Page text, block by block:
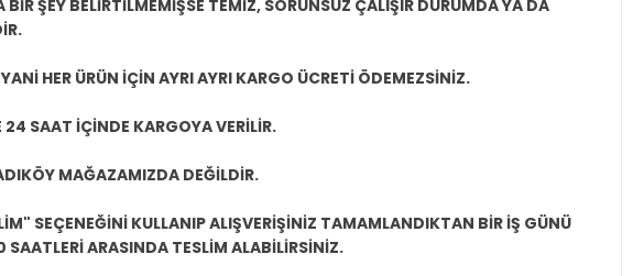
ŞEY BELİRTİLMEMİŞSE TEMİZ, SORUNSUZ ÇALIŞIR DURUMDA YA DA
HER ÜRÜN İÇİN AYRI AYRI KARGO ÜCRETİ ÖDEMEZSİNİZ.
SAAT İÇİNDE KARGOYA VERİLİR.
MAĞAZAMIZDA DEĞİLDİR.
SEÇENEĞİNİ KULLANIP ALIŞVERİŞİNİZ TAMAMLANDIKTAN BİR İŞ GÜNÜ
ARASINDA TESLİM ALABİLİRSİNİZ.